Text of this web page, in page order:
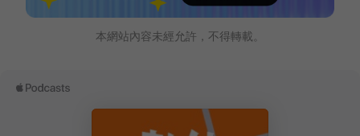
本網站內容未經允許，不得轉載。